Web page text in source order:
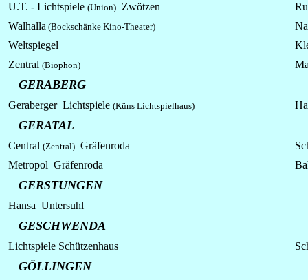
U.T. - Lichtspiele (Union) Zwötzen
Walhalla (Bockschänke Kino-Theater)
Weltspiegel
Zentral (Biophon)
GERABERG
Geraberger Lichtspiele (Küns Lichtspielhaus)
GERATAL
Central (Zentral) Gräfenroda
Metropol Gräfenroda
GERSTUNGEN
Hansa Untersuhl
GESCHWENDA
Lichtspiele Schützenhaus
GÖLLINGEN